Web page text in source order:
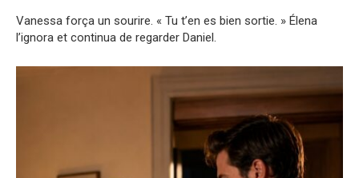
Vanessa força un sourire. « Tu t’en es bien sortie. » Élena
l’ignora et continua de regarder Daniel.